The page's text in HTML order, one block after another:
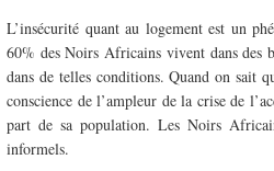
L’insécurité quant au logement est un
60% des Noirs Africains vivent dans des
dans de telles conditions. Quand on sait
conscience de l’ampleur de la crise de
part de sa population. Les Noirs
informels.